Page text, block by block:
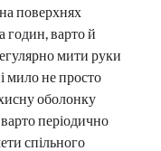
поверхнях
годин, варто й
мити руки
мило не просто
оболонку
періодично
спільного